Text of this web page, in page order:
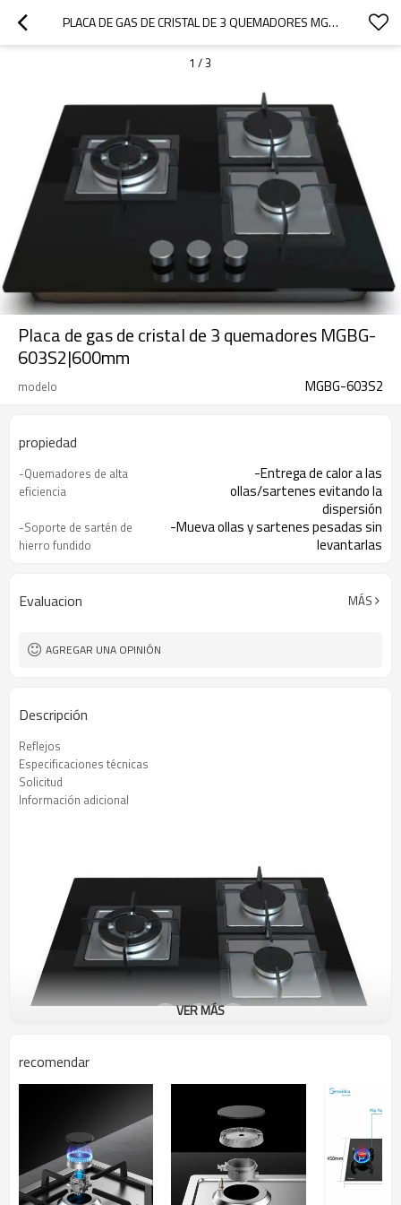
PLACA DE GAS DE CRISTAL DE 3 QUEMADORES MGBG-603S2|600MM
1 /3
Placa de gas de cristal de 3 quemadores MGBG-
603S2|600mm
modelo MGBG-603S2
propiedad
-Quemadores de alta
eficiencia
-Entrega de calor a las
ollas/sartenes evitando la
dispersión
-Soporte de sartén de
hierro fundido
-Mueva ollas y sartenes pesadas sin
levantarlas
- Encendido con una mano
-El encendedor integrado facilita
llama (opcional)
Evaluacion MÁS
AGREGAR UNA OPINIÓN
Descripción
Reflejos
Especificaciones técnicas
Solicitud
Información adicional
Soporte de sartén de hierro
fundido
VER MÁS
recomendar